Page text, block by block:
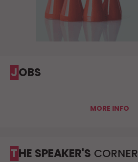
JOBS
MORE INFO
THE SPEAKER'S CORNER